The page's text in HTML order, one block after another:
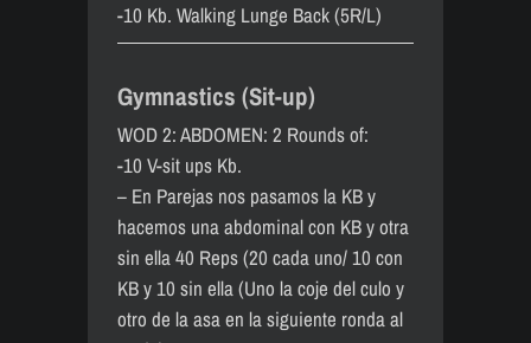
-10 Kb. Walking Lunge Back (5R/L)
Gymnastics (Sit-up)
WOD 2: ABDOMEN: 2 Rounds of:
-10 V-sit ups Kb.
– En Parejas nos pasamos la KB y
hacemos una abdominal con KB y otra
sin ella 40 Reps (20 cada uno/ 10 con
KB y 10 sin ella (Uno la coje del culo y
otro de la asa en la siguiente ronda al